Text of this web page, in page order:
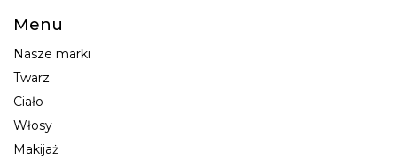
Menu
Nasze marki
Twarz
Ciało
Włosy
Makijaż